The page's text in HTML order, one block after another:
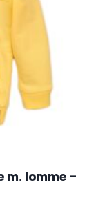
m. lomme –